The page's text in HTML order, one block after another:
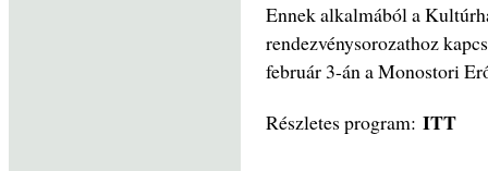
Ennek alkalmából a
rendezvénysorozathoz
február 3-án a Monostori
Részletes program: ITT